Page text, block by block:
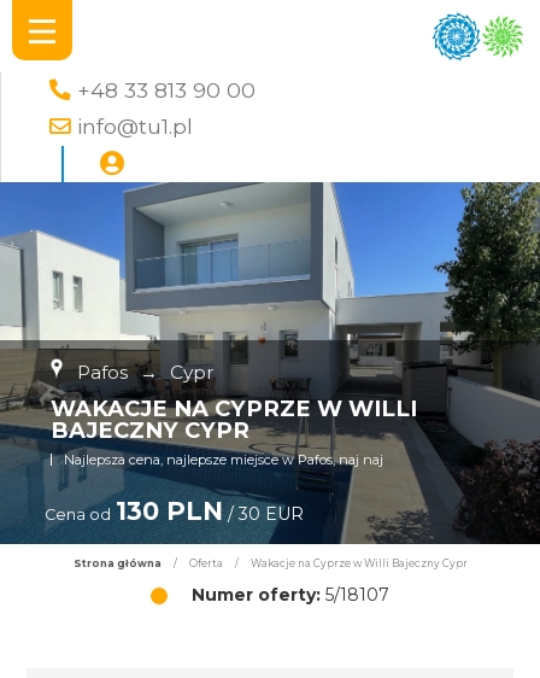
+48 33 813 90 00
info@tu1.pl
Pafos → Cypr
WAKACJE NA CYPRZE W WILLI
BAJECZNY CYPR
Najlepsza cena, najlepsze miejsce w Pafos, naj naj
Cena od 130 PLN/ 30 EUR
Strona główna / Oferta / Wakacje na Cyprze w Willi Bajeczny Cypr
Numer oferty: 5/18107